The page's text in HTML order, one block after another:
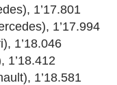
1’17.801
1’17.994
1’18.046
1’18.412
1’18.581